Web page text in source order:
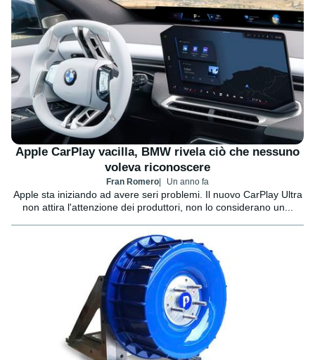
Apple CarPlay vacilla, BMW rivela ciò che nessuno
voleva riconoscere
Fran Romero Un anno fa
Apple sta iniziando ad avere seri problemi. Il nuovo CarPlay Ultra
non attira l'attenzione dei produttori, non lo considerano un...